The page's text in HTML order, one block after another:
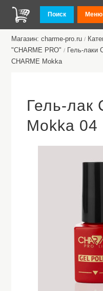
Поиск Меню
Магазин: charme-pro.ru /
"CHARME PRO" / Гель-лаки
CHARMЕ Mokka
Гель-лак
Mokka 04